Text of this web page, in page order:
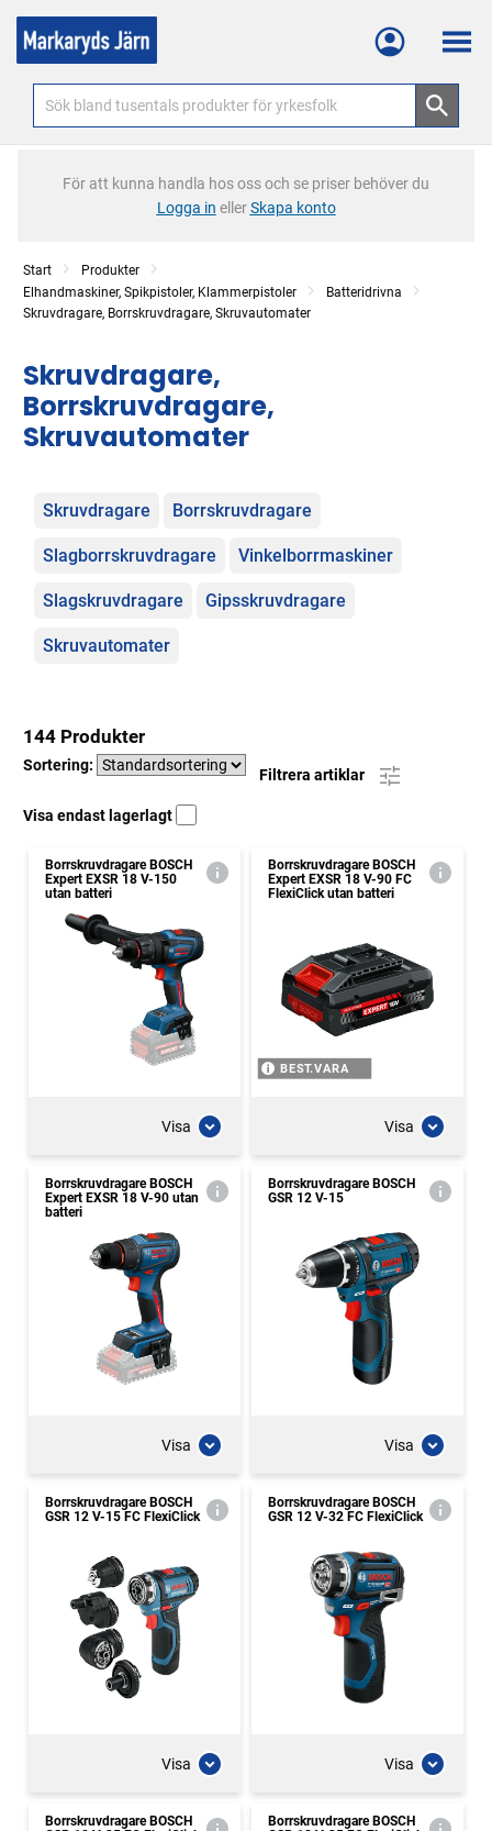
Meny
För att kunna handla hos oss och se priser behöver du
Logga in ellerSkapa konto
Start
Produkter
Elhandmaskiner, Spikpistoler, Klammerpistoler
Batteridrivna
Skruvdragare, Borrskruvdragare, Skruvautomater
Skruvdragare,
Borrskruvdragare,
Skruvautomater
Kategorier
Skruvdragare Borrskruvdragare
Slagborrskruvdragare Vinkelborrmaskiner
Slagskruvdragare Gipsskruvdragare
Skruvautomater
144 Produkter
Sortering:
Filtrera artiklar
Visa endast lagerlagt
Borrskruvdragare BOSCH
Expert EXSR 18 V-150
utan batteri
Visa
Borrskruvdragare BOSCH
Expert EXSR 18 V-90 FC
FlexiClick utan batteri
BEST.VARA
Visa
Borrskruvdragare BOSCH
Expert EXSR 18 V-90 utan
batteri
Visa
Borrskruvdragare BOSCH
GSR 12 V-15
Visa
Borrskruvdragare BOSCH
GSR 12 V-15 FC FlexiClick
Visa
Borrskruvdragare BOSCH
GSR 12 V-32 FC FlexiClick
Visa
Borrskruvdragare BOSCH
Borrskruvdragare BOSCH